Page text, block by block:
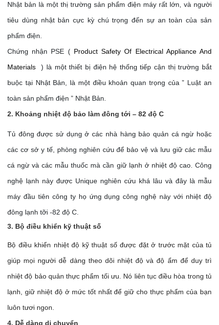
Nhật bản là một thị trường sản phẩm điện máy rất lớn, và người
tiêu dùng nhật bản cực kỳ chú trọng đến sự an toàn của sản
phẩm điện.
Chứng nhận PSE ( Product Safety Of Electrical Appliance And
Materials
) là một thiết bị điện hệ thống tiếp cận thị trường bắt
buộc tại Nhật Bản, là một điều khoản quan trọng của ” Luật an
toàn sản phẩm điện ” Nhật Bản.
2. Khoảng nhiệt độ bảo làm đông tới – 82 độ C
Tủ đông được sử dụng ở các nhà hàng bảo quản cá ngừ hoặc
các cơ sở y tế, phòng nghiên cứu để bảo vệ và lưu giữ các mẫu
cá ngừ và các mẫu thuốc mà cần giữ lạnh ở nhiệt độ cao. Công
nghệ lạnh này được Unique nghiên cứu khá lâu và đây là mẫu
máy đầu tiên công ty họ ứng dụng công nghệ này với nhiệt độ
đông lạnh tỡi -82 độ C.
3. Bộ điều khiển kỹ thuật số
Bộ điều khiển nhiệt độ kỹ thuật số được đặt ở trước mặt của tủ
giúp mọi người dễ dàng theo dõi nhiệt độ và độ ẩm để duy trì
nhiệt độ bảo quản thực phẩm tối ưu. Nó liên tục điều hòa trong tủ
lạnh, giữ nhiệt độ ở mức tốt nhất để giữ cho thực phẩm của bạn
luôn tươi ngon.
4. Dễ dàng di chuyển